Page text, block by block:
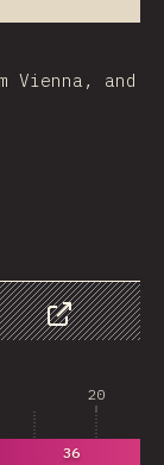
Vienna, and
Share
20
36